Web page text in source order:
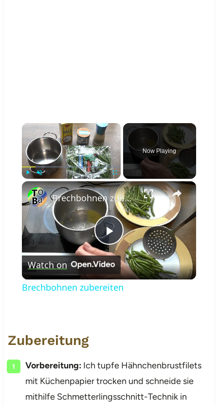
×
Play Unmute Fullscreen
Now Playing
×
Play
Video
Brechbohnen zubereiten
Watch on
Brechbohnen zubereiten
Zubereitung
Vorbereitung:Ich tupfe Hähnchenbrustfilets
mit Küchenpapier trocken und schneide sie
mithilfe Schmetterlingsschnitt-Technik in